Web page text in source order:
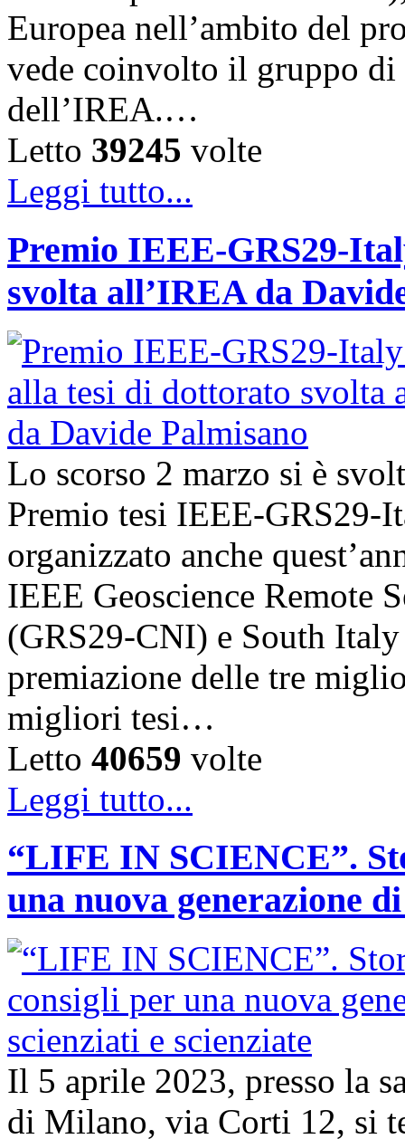
Europea nell’ambito del
vede coinvolto il gruppo
dell’IREA.…
Letto 39245 volte
Leggi tutto...
Premio IEEE-GRS29-
svolta all’IREA da
Lo scorso 2 marzo si è
Premio tesi IEEE-GRS29-
organizzato anche
IEEE Geoscience Remote
(GRS29-CNI) e South
premiazione delle tre
migliori tesi…
Letto 40659 volte
Leggi tutto...
“LIFE IN SCIENCE”.
una nuova generazione
Il 5 aprile 2023, presso la
di Milano, via Corti 12, si